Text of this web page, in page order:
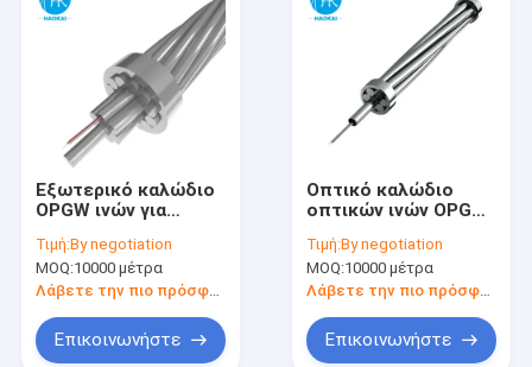
Εξωτερικό καλώδιο
OPGW ινών για
σωλήνα μέσω και
θαμμένο με ανώτερη
προστασία
Τιμή:By negotiation
MOQ:10000 μέτρα
Λάβετε την πιο πρόσφατη τιμή
Επικοινωνήστε
Οπτικό καλώδιο
οπτικών ινών OPGW
κεντρικού σωλήνα
Τιμή:By negotiation
MOQ:10000 μέτρα
Λάβετε την πιο πρόσφατη τιμή
Επικοινωνήστε